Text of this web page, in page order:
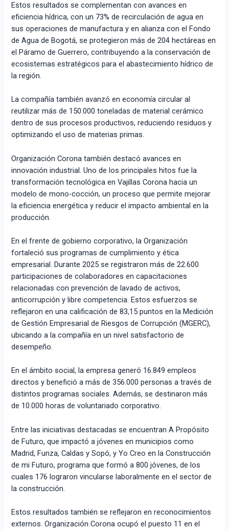
Estos resultados se complementan con avances en
eficiencia hídrica, con un 73% de recirculación de agua en
sus operaciones de manufactura y en alianza con el Fondo
de Agua de Bogotá, se protegieron más de 204 hectáreas en
el Páramo de Guerrero, contribuyendo a la conservación de
ecosistemas estratégicos para el abastecimiento hídrico de
la región.
La compañía también avanzó en economía circular al
reutilizar más de 150.000 toneladas de material cerámico
dentro de sus procesos productivos, reduciendo residuos y
optimizando el uso de materias primas.
Organización Corona también destacó avances en
innovación industrial. Uno de los principales hitos fue la
transformación tecnológica en Vajillas Corona hacia un
modelo de mono-cocción, un proceso que permite mejorar
la eficiencia energética y reducir el impacto ambiental en la
producción.
En el frente de gobierno corporativo, la Organización
fortaleció sus programas de cumplimiento y ética
empresarial. Durante 2025 se registraron más de 22.600
participaciones de colaboradores en capacitaciones
relacionadas con prevención de lavado de activos,
anticorrupción y libre competencia. Estos esfuerzos se
reflejaron en una calificación de 83,15 puntos en la Medición
de Gestión Empresarial de Riesgos de Corrupción (MGERC),
ubicando a la compañía en un nivel satisfactorio de
desempeño.
En el ámbito social, la empresa generó 16.849 empleos
directos y benefició a más de 356.000 personas a través de
distintos programas sociales. Además, se destinaron más
de 10.000 horas de voluntariado corporativo.
Entre las iniciativas destacadas se encuentran A Propósito
de Futuro, que impactó a jóvenes en municipios como
Madrid, Funza, Caldas y Sopó, y Yo Creo en la Construcción
de mi Futuro, programa que formó a 800 jóvenes, de los
cuales 176 lograron vincularse laboralmente en el sector de
la construcción.
Estos resultados también se reflejaron en reconocimientos
externos. Organización Corona ocupó el puesto 11 en el